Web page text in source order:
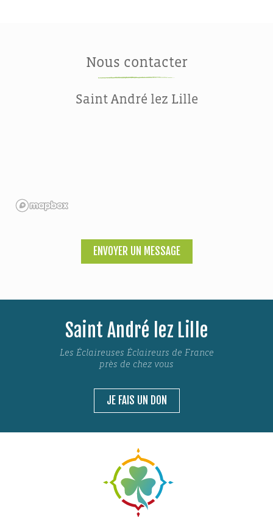
Nous contacter
Saint André lez Lille
ENVOYER UN MESSAGE
Saint André lez Lille
Les Éclaireuses Éclaireurs de France
près de chez vous
JE FAIS UN DON